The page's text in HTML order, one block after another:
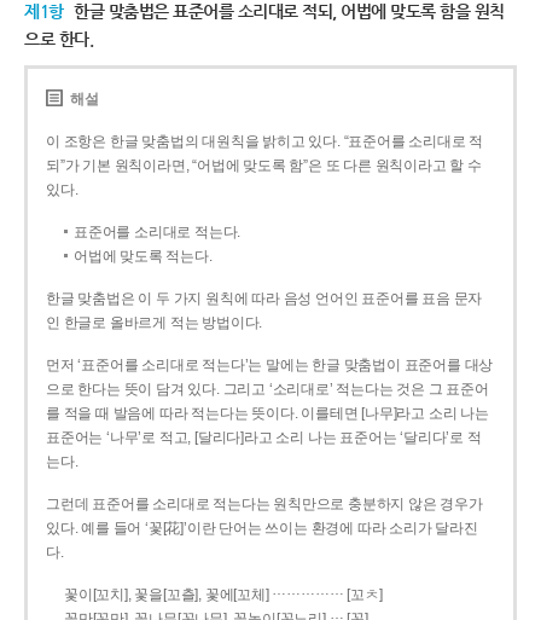
제1항 한글 맞춤법은 표준어를 소리대로 적되, 어법에 맞도록 함을 원칙
으로 한다.
해설
이 조항은 한글 맞춤법의 대원칙을 밝히고 있다. “표준어를 소리대로 적
되”가 기본 원칙이라면, “어법에 맞도록 함”은 또 다른 원칙이라고 할 수
있다.
표준어를 소리대로 적는다.
어법에 맞도록 적는다.
한글 맞춤법은 이 두 가지 원칙에 따라 음성 언어인 표준어를 표음 문자
인 한글로 올바르게 적는 방법이다.
먼저 ‘표준어를 소리대로 적는다’는 말에는 한글 맞춤법이 표준어를 대상
으로 한다는 뜻이 담겨 있다. 그리고 ‘소리대로’ 적는다는 것은 그 표준어
를 적을 때 발음에 따라 적는다는 뜻이다. 이를테면 [나무]라고 소리 나는
표준어는 ‘나무’로 적고, [달리다]라고 소리 나는 표준어는 ‘달리다’로 적
는다.
그런데 표준어를 소리대로 적는다는 원칙만으로 충분하지 않은 경우가
있다. 예를 들어 ‘꽃[花]’이란 단어는 쓰이는 환경에 따라 소리가 달라진
다.
꽃이[꼬치], 꽃을[꼬츨], 꽃에[꼬체] …………… [꼬ㅊ]
…